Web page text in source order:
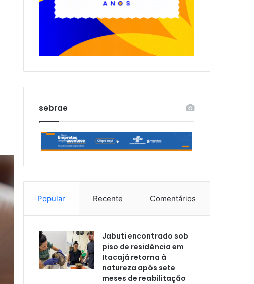
sebrae
Popular Recente Comentários
Jabuti encontrado sob
piso de residência em
Itacajá retorna à
natureza após sete
meses de reabilitação